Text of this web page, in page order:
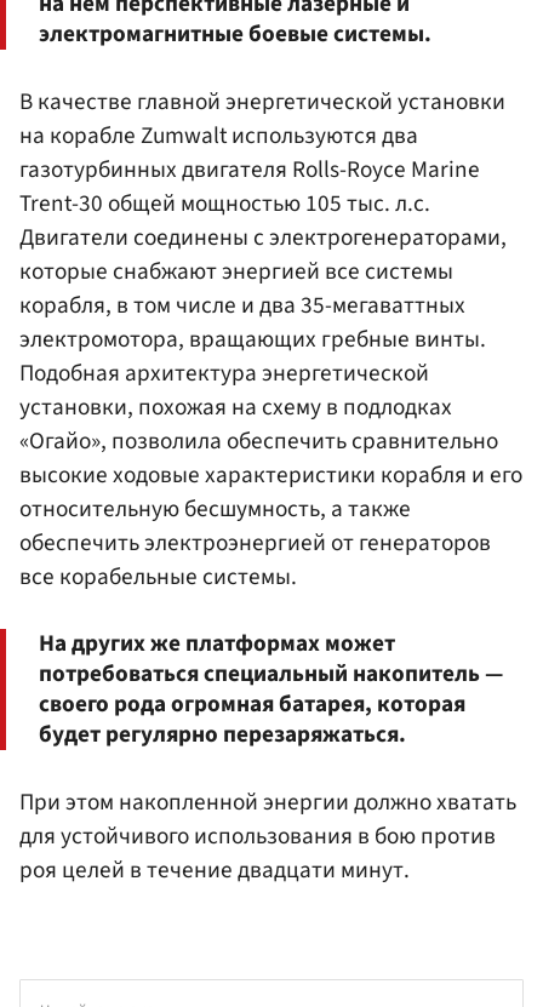
электромагнитные боевые системы.
В качестве главной энергетической установки
на корабле Zumwalt используются два
газотурбинных двигателя Rolls-Royce Marine
Trent-30 общей мощностью 105 тыс. л.с.
Двигатели соединены с электрогенераторами,
которые снабжают энергией все системы
корабля, в том числе и два 35-мегаваттных
электромотора, вращающих гребные винты.
Подобная архитектура энергетической
установки, похожая на схему в подлодках
«Огайо», позволила обеспечить сравнительно
высокие ходовые характеристики корабля и его
относительную бесшумность, а также
обеспечить электроэнергией от генераторов
все корабельные системы.
На других же платформах может
потребоваться специальный накопитель —
своего рода огромная батарея, которая
будет регулярно перезаряжаться.
При этом накопленной энергии должно хватать
для устойчивого использования в бою против
роя целей в течение двадцати минут.